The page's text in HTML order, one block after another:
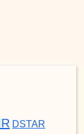
DSTAR